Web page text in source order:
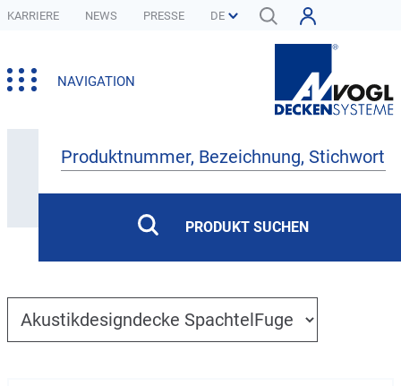
KARRIERE NEWS PRESSE
NAVIGATION
Produkte
PRODUKT SUCHEN